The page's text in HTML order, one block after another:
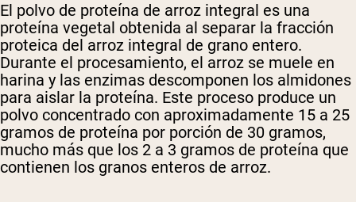
El polvo de proteína de arroz integral es una
proteína vegetal obtenida al separar la fracción
proteica del arroz integral de grano entero.
Durante el procesamiento, el arroz se muele en
harina y las enzimas descomponen los almidones
para aislar la proteína. Este proceso produce un
polvo concentrado con aproximadamente 15 a 25
gramos de proteína por porción de 30 gramos,
mucho más que los 2 a 3 gramos de proteína que
contienen los granos enteros de arroz.